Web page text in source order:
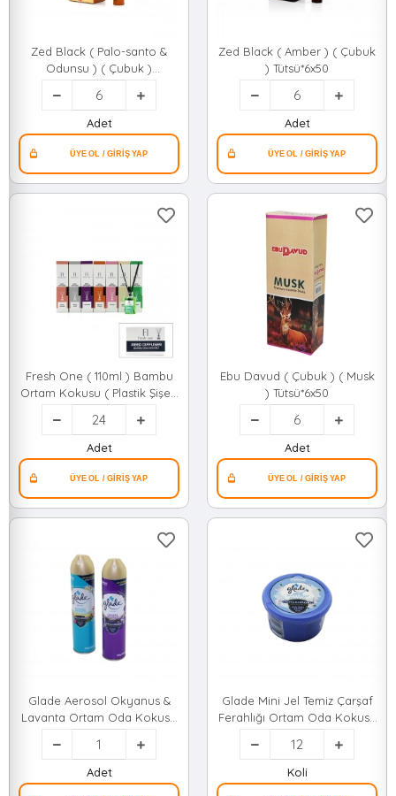
Zed Black ( Palo-santo &
Odunsu ) ( Çubuk )
Tütsü*6x50
Adet
Zed Black ( Amber ) ( Çubuk
) Tütsü*6x50
Adet
Fresh One ( 110ml ) Bambu
Ortam Kokusu ( Plastik Şişe )
( Garden & Lavander & Baby
Powder & African Mango
)*24=k
Adet
Ebu Davud ( Çubuk ) ( Musk
) Tütsü*6x50
Adet
Glade Aerosol Okyanus &
Lavanta Ortam Oda Kokusu
Sprey 300ml*12=k
Adet
Glade Mini Jel Temiz Çarşaf
Ferahlığı Ortam Oda Kokusu
70gr*12=k
Koli